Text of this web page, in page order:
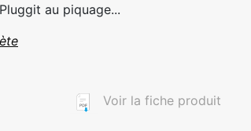
au piquage...
Voir la fiche produit